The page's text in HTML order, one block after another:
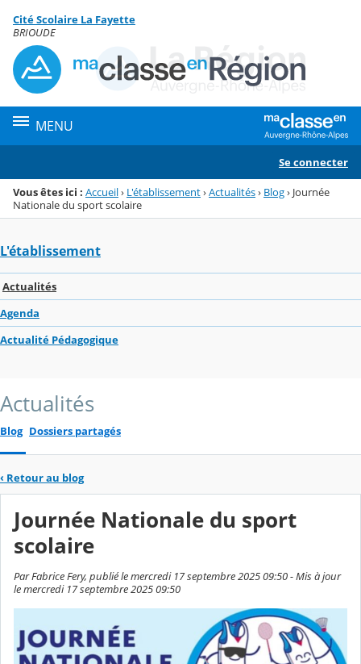
Menu de la rubrique
Contenu
Cité Scolaire La Fayette
BRIOUDE
MENU
Se connecter
Vous êtes ici : Accueil› L'établissement›Actualités› Blog› Journée
Nationale du sport scolaire
L'établissement
Actualités
Agenda
Actualité Pédagogique
Actualités
Blog Dossiers partagés
‹ Retour au blog
Journée Nationale du sport
scolaire
Par Fabrice Fery, publié le mercredi 17 septembre 2025 09:50 - Mis à jour
le mercredi 17 septembre 2025 09:50